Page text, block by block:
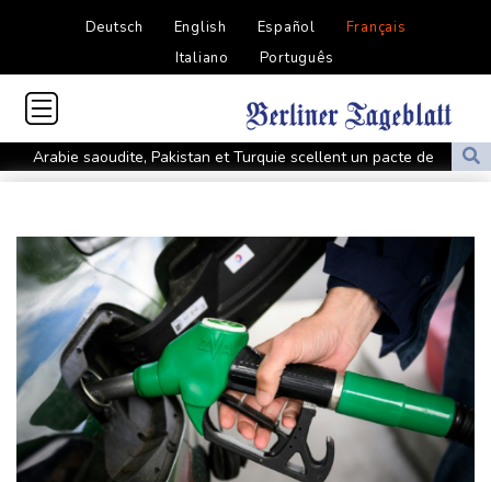
Deutsch English Español
Français
Italiano
Português
Arabie saoudite, Pakistan et Turquie scellent un pacte de
défense en pleine guerre au Moyen-Orient
d'une Fed plus conciliante
Grèce : trois personnes en détention provisoire après le mégafeu
à l'ouest d'Athènes
Apple et OpenAI durcissent leur bataille judiciaire sur les futurs
appareils du créateur de ChatGPT
Yémen: nouvelle attaque meurtrière des rebelles houthis en
deux jours
Emploi à la RATP et fonctions d'élu: plainte de AC!! Anti-